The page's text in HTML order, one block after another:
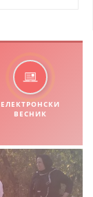
ЕЛЕКТРОНСКИ
ВЕСНИК